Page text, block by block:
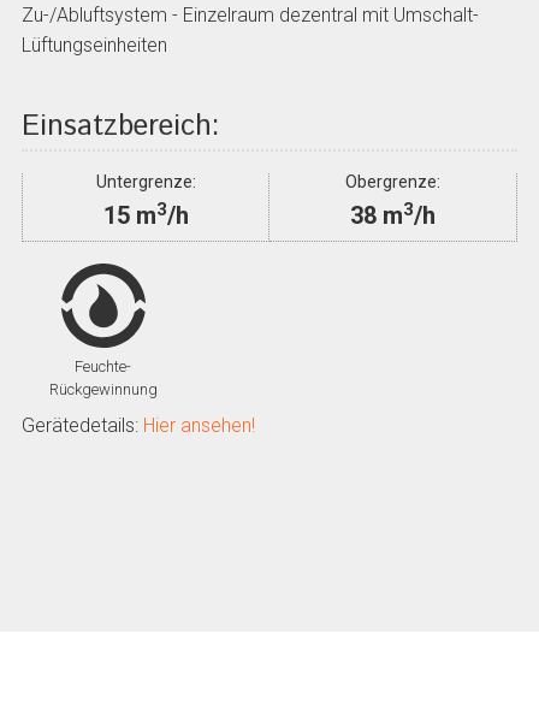
Zu-/Abluftsystem - Einzelraum dezentral mit Umschalt-
Lüftungseinheiten
Einsatzbereich:
Untergrenze:
15 m3/h
Obergrenze:
38 m3/h
Feuchte-
Rückgewinnung
Gerätedetails: Hier ansehen!